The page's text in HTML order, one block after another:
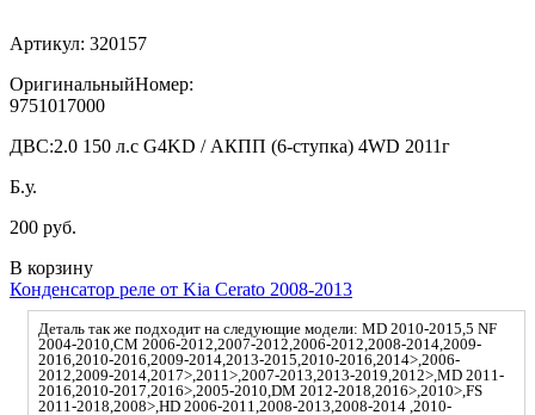
Артикул: 320157
ОригинальныйНомер:
9751017000
ДВС:2.0 150 л.с G4KD / АКПП (6-ступка) 4WD 2011г
Б.у.
200 руб.
В корзину
Конденсатор реле от Kia Cerato 2008-2013
Деталь так же подходит на следующие модели: MD 2010-2015,5 NF
2004-2010,CM 2006-2012,2007-2012,2006-2012,2008-2014,2009-
2016,2010-2016,2009-2014,2013-2015,2010-2016,2014>,2006-
2012,2009-2014,2017>,2011>,2007-2013,2013-2019,2012>,MD 2011-
2016,2010-2017,2016>,2005-2010,DM 2012-2018,2016>,2010>,FS
2011-2018,2008>,HD 2006-2011,2008-2013,2008-2014 ,2010-